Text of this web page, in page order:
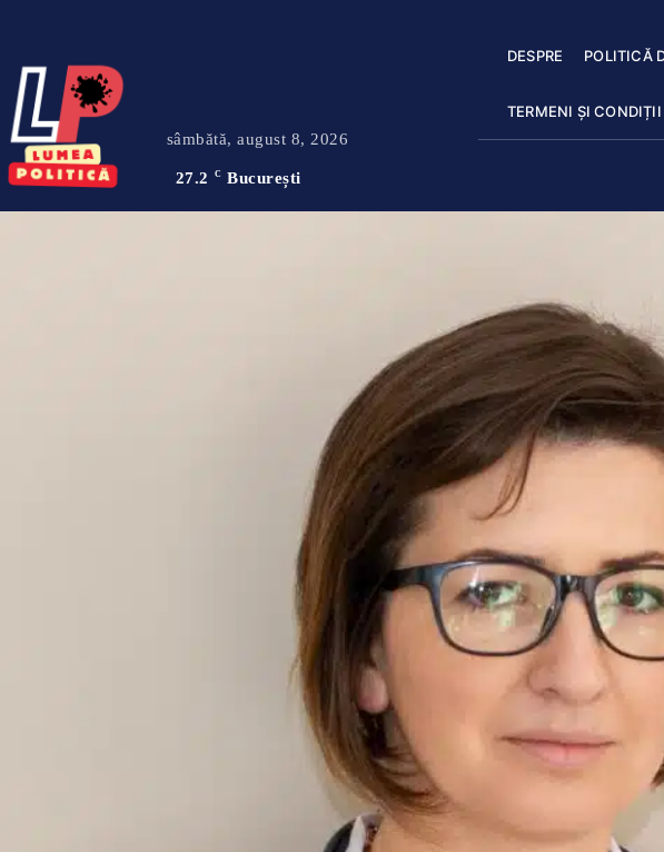
sâmbătă, august 8, 2026
27.2 C București
DESPRE POLITICĂ
TERMENI ȘI CONDIȚII